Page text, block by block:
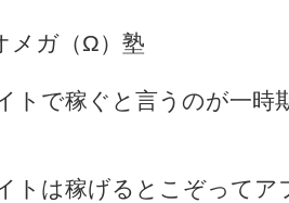
メガ（Ω）塾
トで稼ぐと言うのが一時
トは稼げるとこぞってア